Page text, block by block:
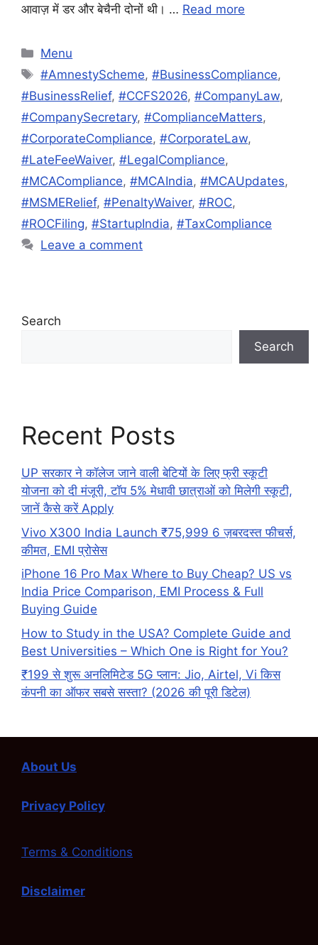
आवाज़ में डर और बेचैनी दोनों थी। … Read more
Categories
Menu
Tags
#AmnestyScheme,#BusinessCompliance,
#BusinessRelief, #CCFS2026, #CompanyLaw,
#CompanySecretary, #ComplianceMatters,
#CorporateCompliance, #CorporateLaw,
#LateFeeWaiver, #LegalCompliance,
#MCACompliance, #MCAIndia, #MCAUpdates,
#MSMERelief, #PenaltyWaiver, #ROC,
#ROCFiling, #StartupIndia, #TaxCompliance
Leave a comment
Search
Search
Recent Posts
UP सरकार ने कॉलेज जाने वाली बेटियों के लिए फ्री स्कूटी
योजना को दी मंजूरी, टॉप 5% मेधावी छात्राओं को मिलेगी स्कूटी,
जानें कैसे करें Apply
Vivo X300 India Launch ₹75,999 6 ज़बरदस्त फीचर्स,
कीमत, EMI प्रोसेस
iPhone 16 Pro Max Where to Buy Cheap? US vs
India Price Comparison, EMI Process & Full
Buying Guide
How to Study in the USA? Complete Guide and
Best Universities – Which One is Right for You?
₹199 से शुरू अनलिमिटेड 5G प्लान: Jio, Airtel, Vi किस
कंपनी का ऑफर सबसे सस्ता? (2026 की पूरी डिटेल)
About Us
Privacy Policy
Terms & Conditions
Disclaimer